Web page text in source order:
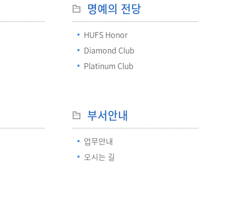
명예의 전당
HUFS Honor
Diamond Club
Platinum Club
부서안내
업무안내
오시는 길